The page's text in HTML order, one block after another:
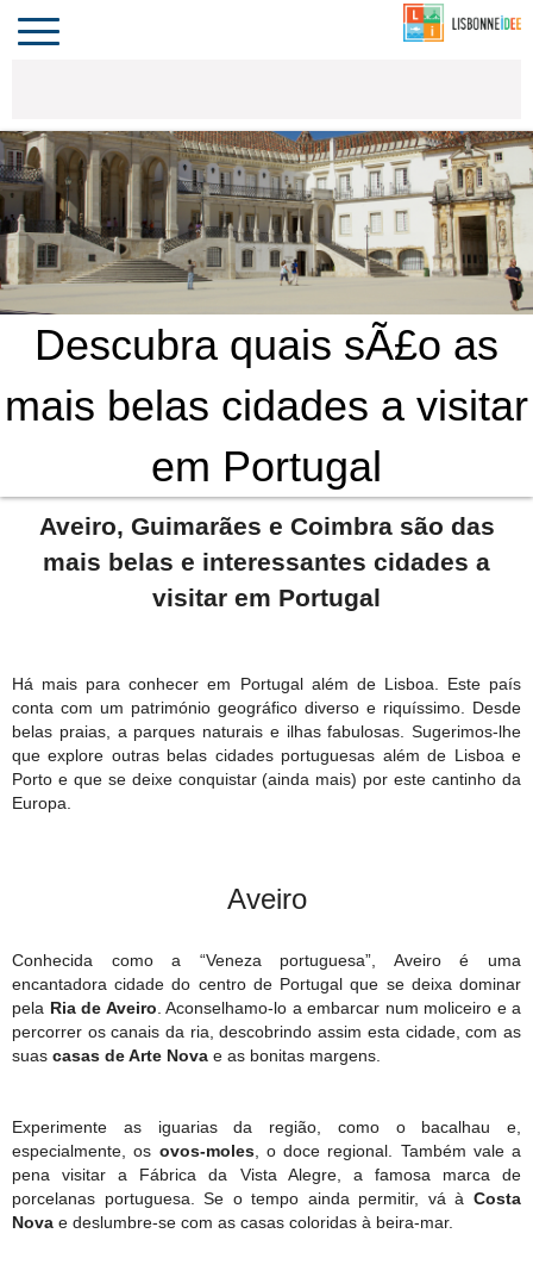
PORTUGAL
Toggle
navigation
Descubra quais sÃ£o as
mais belas cidades a visitar
em Portugal
Aveiro, Guimarães e Coimbra são das
mais belas e interessantes cidades a
visitar em Portugal
Há mais para conhecer em Portugal além de Lisboa. Este país
conta com um património geográfico diverso e riquíssimo. Desde
belas praias, a parques naturais e ilhas fabulosas. Sugerimos-lhe
que explore outras belas cidades portuguesas além de Lisboa e
Porto e que se deixe conquistar (ainda mais) por este cantinho da
Europa.
Aveiro
Conhecida como a “Veneza portuguesa”, Aveiro é uma
encantadora cidade do centro de Portugal que se deixa dominar
pela Ria de Aveiro. Aconselhamo-lo a embarcar num moliceiro e a
percorrer os canais da ria, descobrindo assim esta cidade, com as
suas casas de Arte Nova e as bonitas margens.
Experimente as iguarias da região, como o bacalhau e,
especialmente, os ovos-moles, o doce regional. Também vale a
pena visitar a Fábrica da Vista Alegre, a famosa marca de
porcelanas portuguesa. Se o tempo ainda permitir, vá à Costa
Nova e deslumbre-se com as casas coloridas à beira-mar.